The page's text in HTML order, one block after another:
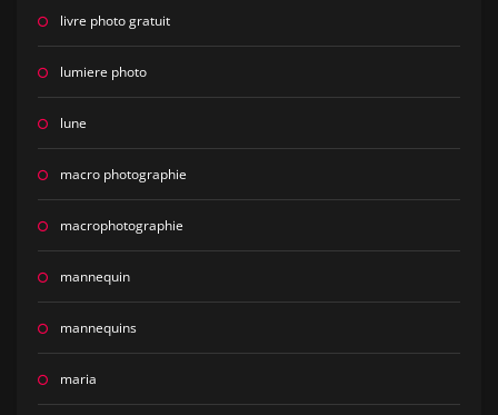
livre photo gratuit
lumiere photo
lune
macro photographie
macrophotographie
mannequin
mannequins
maria